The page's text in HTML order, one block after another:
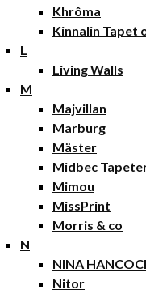
Khrôma
Kinnalin Tapet
L
Living Walls
M
Majvillan
Marburg
Mäster
Midbec
Mimou
MissPrint
Morris & co
N
NINA
Nitor